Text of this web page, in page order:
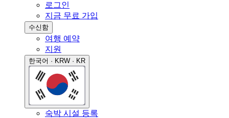
로그인
지금 무료 가입
수신함
여행 예약
지원
한국어 · KRW · KR
숙박 시설 등록